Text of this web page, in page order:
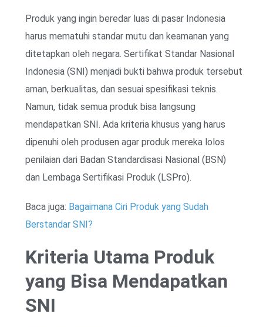
Produk yang ingin beredar luas di pasar Indonesia
harus mematuhi standar mutu dan keamanan yang
ditetapkan oleh negara. Sertifikat Standar Nasional
Indonesia (SNI) menjadi bukti bahwa produk tersebut
aman, berkualitas, dan sesuai spesifikasi teknis.
Namun, tidak semua produk bisa langsung
mendapatkan SNI. Ada kriteria khusus yang harus
dipenuhi oleh produsen agar produk mereka lolos
penilaian dari Badan Standardisasi Nasional (BSN)
dan Lembaga Sertifikasi Produk (LSPro).
Baca juga: Bagaimana Ciri Produk yang Sudah
Berstandar SNI?
Kriteria Utama Produk
yang Bisa Mendapatkan
SNI